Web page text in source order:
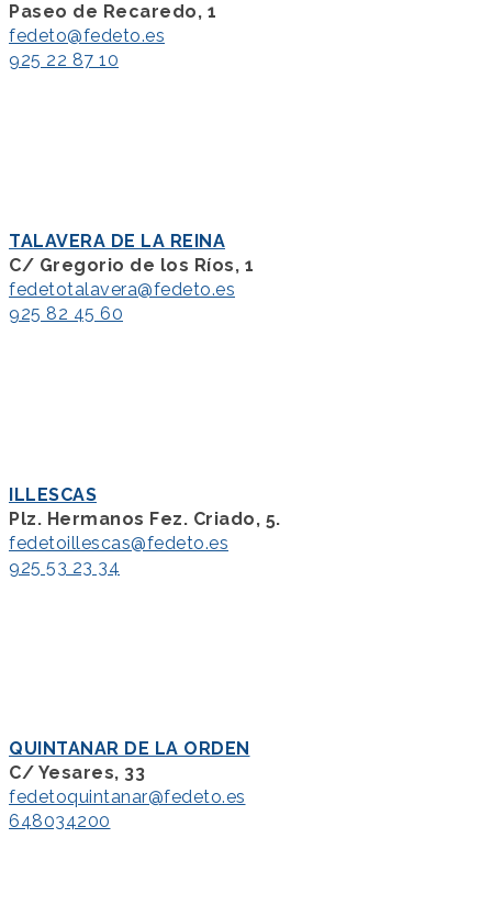
Paseo de Recaredo, 1
fedeto@fedeto.es
925 22 87 10
TALAVERA DE LA REINA
C/ Gregorio de los Ríos, 1
fedetotalavera@fedeto.es
925 82 45 60
ILLESCAS
Plz. Hermanos Fez. Criado, 5.
fedetoillescas@fedeto.es
925 53 23 34
QUINTANAR DE LA ORDEN
C/ Yesares, 33
fedetoquintanar@fedeto.es
648034200